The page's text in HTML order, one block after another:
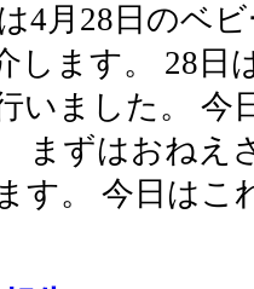
4月28日のベ
します。 28日
いました。 今
まずはおねえ
す。 今日は